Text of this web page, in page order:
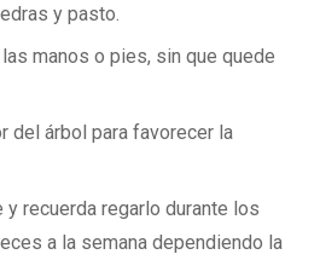
y pasto.
manos o pies, sin que quede
del árbol para favorecer la
y recuerda regarlo durante los
a la semana dependiendo la